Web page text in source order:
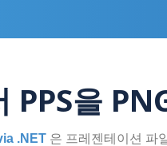
을
.NET 은 프레젠테이션 파